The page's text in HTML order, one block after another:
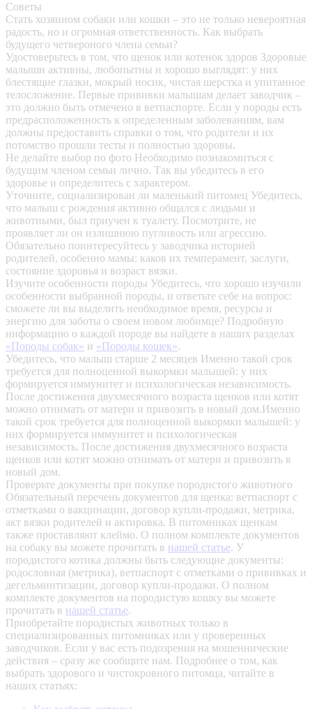
Советы
Стать хозяином собаки или кошки – это не только невероятная
радость, но и огромная ответственность. Как выбрать
будущего четвероного члена семьи?
Удостоверьтесь в том, что щенок или котенок здоров Здоровые
малыши активны, любопытны и хорошо выглядят: у них
блестящие глазки, мокрый носик, чистая шерстка и упитанное
телосложение. Первые прививки малышам делает заводчик –
это должно быть отмечено в ветпаспорте. Если у породы есть
предрасположенность к определенным заболеваниям, вам
должны предоставить справки о том, что родители и их
потомство прошли тесты и полностью здоровы.
Не делайте выбор по фото Необходимо познакомиться с
будущим членом семьи лично. Так вы убедитесь в его
здоровье и определитесь с характером.
Уточните, социализирован ли маленький питомец Убедитесь,
что малыш с рождения активно общался с людьми и
животными, был приучен к туалету. Посмотрите, не
проявляет ли он излишнюю пугливость или агрессию.
Обязательно поинтересуйтесь у заводчика историей
родителей, особенно мамы: каков их темперамент, заслуги,
состояние здоровья и возраст вязки.
Изучите особенности породы Убедитесь, что хорошо изучили
особенности выбранной породы, и ответьте себе на вопрос:
сможете ли вы выделить необходимое время, ресурсы и
энергию для заботы о своем новом любимце? Подробную
информацию о каждой породе вы найдете в наших разделах
«Породы собак» и «Породы кошек».
Убедитесь, что малыш старше 2 месяцев Именно такой срок
требуется для полноценной выкормки малышей: у них
формируется иммунитет и психологическая независимость.
После достижения двухмесячного возраста щенков или котят
можно отнимать от матери и привозить в новый дом.Именно
такой срок требуется для полноценной выкормки малышей: у
них формируется иммунитет и психологическая
независимость. После достижения двухмесячного возраста
щенков или котят можно отнимать от матери и привозить в
новый дом.
Проверьте документы при покупке породистого животного
Обязательный перечень документов для щенка: ветпаспорт с
отметками о вакцинации, договор купли-продажи, метрика,
акт вязки родителей и актировка. В питомниках щенкам
также проставляют клеймо. О полном комплекте документов
на собаку вы можете прочитать в нашей статье. У
породистого котика должны быть следующие документы:
родословная (метрика), ветпаспорт с отметками о прививках и
дегельминтизации, договор купли-продажи. О полном
комплекте документов на породистую кошку вы можете
прочитать в нашей статье.
Приобретайте породистых животных только в
специализированных питомниках или у проверенных
заводчиков. Если у вас есть подозрения на мошеннические
действия – сразу же сообщите нам. Подробнее о том, как
выбрать здорового и чистокровного питомца, читайте в
наших статьях: